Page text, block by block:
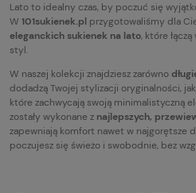
Lato to idealny czas, by poczuć się
W 101sukienek.pl przygotowaliśmy dla
eleganckich sukienek na lato, które
styl.
W naszej kolekcji znajdziesz zarówno
dodadzą Twojej stylizacji oryginalności,
które zachwycają swoją minimalistyczną
zostały wykonane z najlepszych,
zapewniają komfort nawet w najgorętsze
poczujesz się świeżo i swobodnie, bez